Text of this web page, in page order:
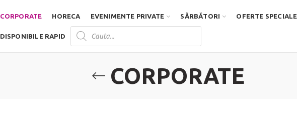
CORPORATE HORECA EVENIMENTE PRIVATE SĂRBĂTORI OFERTE SPECIALE
DISPONIBILE RAPID
Products
search
CORPORATE